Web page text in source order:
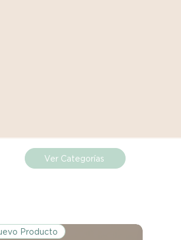
Ver Categorías
Producto